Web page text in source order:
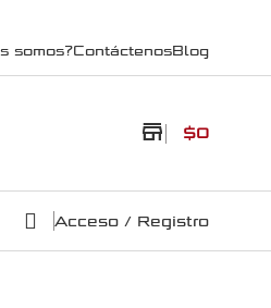
somos?ContáctenosBlog
store $0
Acceso / Registro